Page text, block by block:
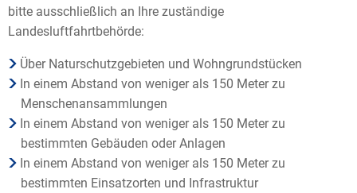
bitte ausschließlich an Ihre zuständige
Landesluftfahrtbehörde:
Über Naturschutzgebieten und Wohngrundstücken
In einem Abstand von weniger als 150 Meter zu
Menschenansammlungen
In einem Abstand von weniger als 150 Meter zu
bestimmten Gebäuden oder Anlagen
In einem Abstand von weniger als 150 Meter zu
bestimmten Einsatzorten und Infrastruktur